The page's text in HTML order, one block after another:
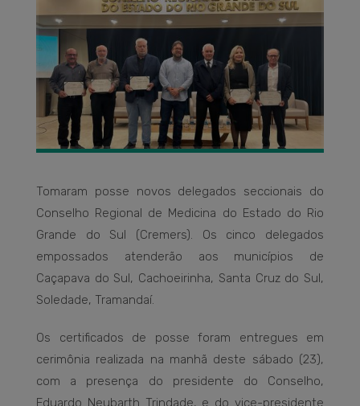
Tomaram posse novos delegados seccionais do
Conselho Regional de Medicina do Estado do Rio
Grande do Sul (Cremers). Os cinco delegados
empossados atenderão aos municípios de
Caçapava do Sul, Cachoeirinha, Santa Cruz do Sul,
Soledade, Tramandaí.
Os certificados de posse foram entregues em
cerimônia realizada na manhã deste sábado (23),
com a presença do presidente do Conselho,
Eduardo Neubarth Trindade, e do vice-presidente